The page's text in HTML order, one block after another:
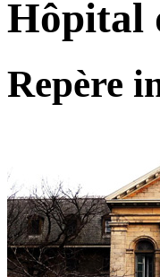
Hôpital
Repère